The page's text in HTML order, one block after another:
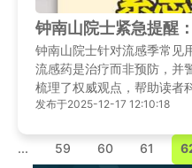
钟南山院士紧急提醒
钟南山院士针对流感季常见
流感药是治疗而非预防，并
梳理了权威观点，帮助读者
发布于2025-12-17 12:10:18
... 59 60 61